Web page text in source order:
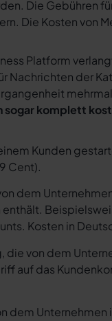
Die Gebühren
Die Kosten von
Platform
Nachrichten der
sogar komplett
Kunden
Cent).
dem
Kosten in
die von dem
auf das
dem